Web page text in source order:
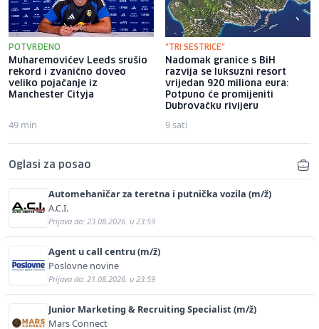
POTVRĐENO
Muharemovićev Leeds srušio
rekord i zvanično doveo
veliko pojačanje iz
Manchester Cityja
49 min
"TRI SESTRICE"
Nadomak granice s BiH
razvija se luksuzni resort
vrijedan 920 miliona eura:
Potpuno će promijeniti
Dubrovačku rivijeru
9 sati
Oglasi za posao
Automehaničar za teretna i putnička vozila (m/ž)
A.C.I.
Prijava do: 23.08.2026. u 23:59
Agent u call centru (m/ž)
Poslovne novine
Prijava do: 21.08.2026. u 23:59
Junior Marketing & Recruiting Specialist (m/ž)
Mars Connect